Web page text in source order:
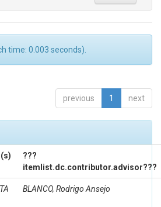
time: 0.003 seconds).
previous 1 next
???
itemlist.dc.contributor.advisor???
BLANCO, Rodrigo Ansejo